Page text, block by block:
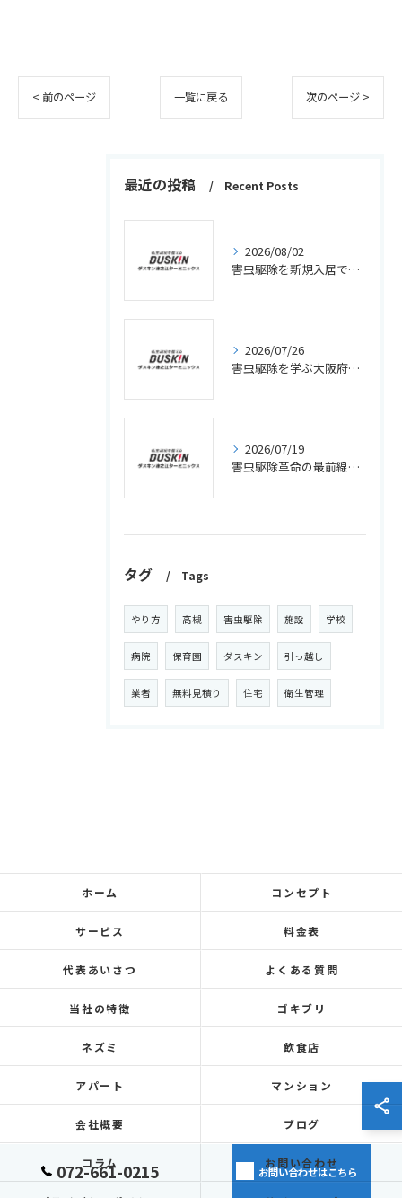
< 前のページ 一覧に戻る 次のページ >
最近の投稿 Recent Posts
2026/08/02
害虫駆除を新規入居で失敗しないための実践チェックリストと効果的な対策法
2026/07/26
害虫駆除を学ぶ大阪府高槻市須賀町で独立開業と資格・料金相場の完全ガイド
2026/07/19
害虫駆除革命の最前線と新時代の持続効果で部屋ごと守る最新対策
タグ Tags
やり方 高槻 害虫駆除 施設 学校
病院 保育園 ダスキン 引っ越し
業者 無料見積り 住宅 衛生管理
072-661-0215 お問い合わせはこちら
ホーム コンセプト
サービス 料金表
代表あいさつ よくある質問
当社の特徴 ゴキブリ
ネズミ 飲食店
アパート マンション
会社概要 ブログ
コラム お問い合わせ